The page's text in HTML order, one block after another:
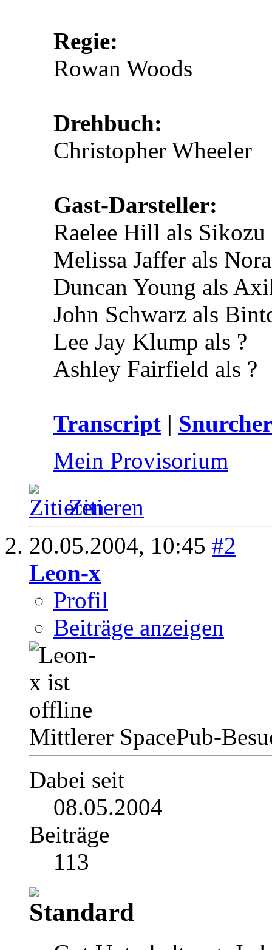
Regie:
Rowan Woods
Drehbuch:
Christopher Wheeler
Gast-Darsteller:
Raelee Hill als Sikozu
Melissa Jaffer als
Duncan Young als
John Schwarz als
Lee Jay Klump als ?
Ashley Fairfield als ?
Transcript |
Mein Provisorium
Zitieren
20.05.2004, 10:45 #2
Leon-x
Profil
Beiträge anzeigen
Mittlerer SpacePub-
Dabei seit
08.05.2004
Beiträge
113